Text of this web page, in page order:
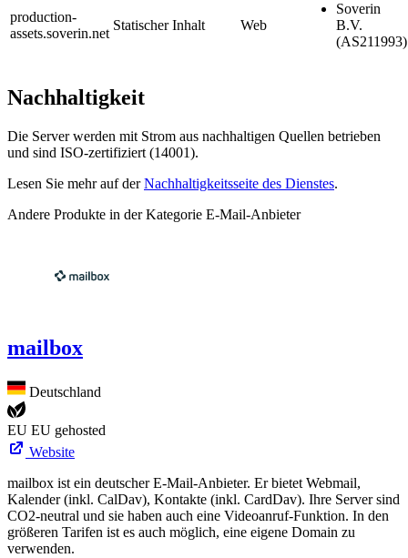
production-
assets.soverin.net
Statischer Inhalt Web
Soverin
B.V.
(AS211993)
Nachhaltigkeit
Die Server werden mit Strom aus nachhaltigen Quellen betrieben
und sind ISO-zertifiziert (14001).
Lesen Sie mehr auf derNachhaltigkeitsseite des Dienstes.
Andere Produkte in der Kategorie E-Mail-Anbieter
mailbox
Deutschland
EU EU gehosted
Website
mailbox ist ein deutscher E-Mail-Anbieter. Er bietet Webmail,
Kalender (inkl. CalDav), Kontakte (inkl. CardDav). Ihre Server sind
CO2-neutral und sie haben auch eine Videoanruf-Funktion. In den
größeren Tarifen ist es auch möglich, eine eigene Domain zu
verwenden.